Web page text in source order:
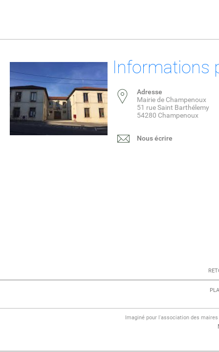
Informations
Adresse
Mairie de Champenoux
51 rue Saint Barthélemy
54280 Champenoux
Nous écrire
Imaginé pour l'association des